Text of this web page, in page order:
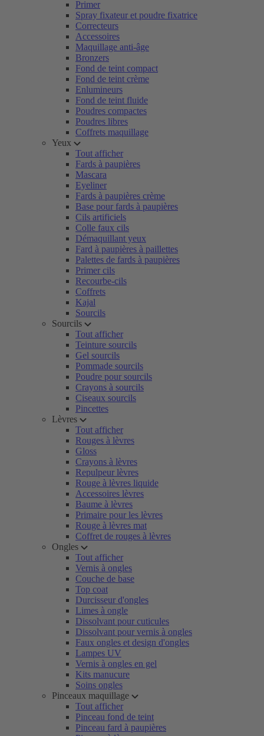
Primer
Spray fixateur et poudre fixatrice
Correcteurs
Accessoires
Maquillage anti-âge
Bronzers
Fond de teint compact
Fond de teint crème
Enlumineurs
Fond de teint fluide
Poudres compactes
Poudres libres
Coffrets maquillage
Yeux
Tout afficher
Fards à paupières
Mascara
Eyeliner
Fards à paupières crème
Base pour fards à paupières
Cils artificiels
Colle faux cils
Démaquillant yeux
Fard à paupières à paillettes
Palettes de fards à paupières
Primer cils
Recourbe-cils
Coffrets
Kajal
Sourcils
Sourcils
Tout afficher
Teinture sourcils
Gel sourcils
Pommade sourcils
Poudre pour sourcils
Crayons à sourcils
Ciseaux sourcils
Pincettes
Lèvres
Tout afficher
Rouges à lèvres
Gloss
Crayons à lèvres
Repulpeur lèvres
Rouge à lèvres liquide
Accessoires lèvres
Baume à lèvres
Primaire pour les lèvres
Rouge à lèvres mat
Coffret de rouges à lèvres
Ongles
Tout afficher
Vernis à ongles
Couche de base
Top coat
Durcisseur d'ongles
Limes à ongle
Dissolvant pour cuticules
Dissolvant pour vernis à ongles
Faux ongles et design d'ongles
Lampes UV
Vernis à ongles en gel
Kits manucure
Soins ongles
Pinceaux maquillage
Tout afficher
Pinceau fond de teint
Pinceau fard à paupières